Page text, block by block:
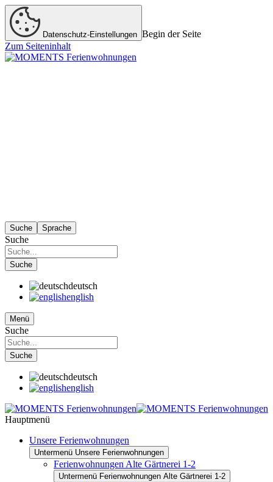
Datenschutz-Einstellungen Begin der Seite
Zum Seiteninhalt
Suche Sprache
Suche
Suche
deutsch
english
Menü
Suche
Suche
deutsch
english
Hauptmenü
Unsere Ferienwohnungen
Untermenü Unsere Ferienwohnungen
Ferienwohnungen Alte Gärtnerei 1-2
Untermenü Ferienwohnungen Alte Gärtnerei 1-2